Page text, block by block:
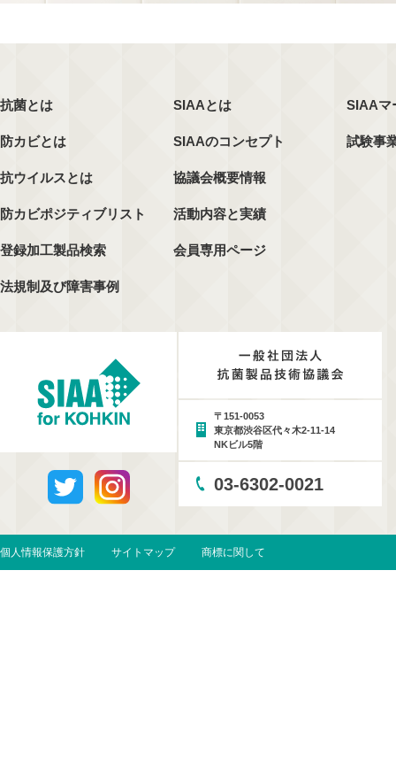
抗菌とは
防カビとは
抗ウイルスとは
防カビポジティブリスト
登録加工製品検索
法規制及び障害事例
SIAAとは
SIAAのコンセプト
協議会概要情報
活動内容と実績
会員専用ページ
SIAAマ
試験事
〒151-0053
東京都渋谷区代々木2-11-14
NKビル5階
03-6302-0021
個人情報保護方針 サイトマップ 商標に関して